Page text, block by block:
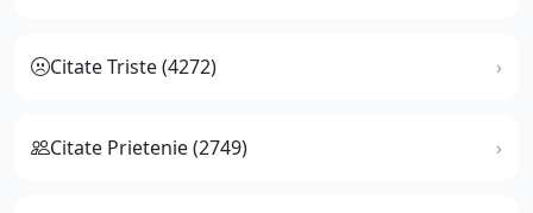
Citate Triste (4272)
Citate Prietenie (2749)